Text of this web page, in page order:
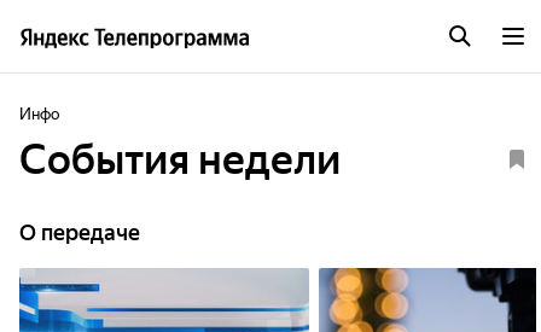
Инфо
События недели
О передаче